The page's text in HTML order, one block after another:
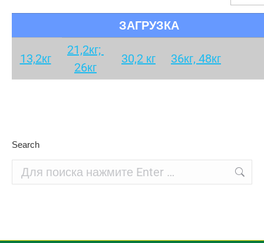
ЗАГРУЗКА
13,2кг
21,2кг;
26кг
30,2 кг 36кг, 48кг
Search